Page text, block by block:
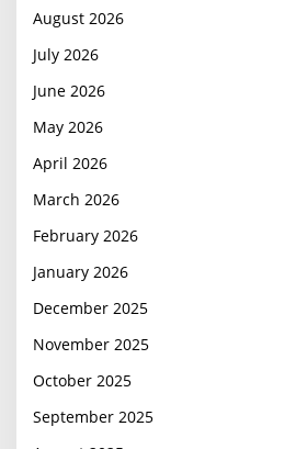
August 2026
July 2026
June 2026
May 2026
April 2026
March 2026
February 2026
January 2026
December 2025
November 2025
October 2025
September 2025